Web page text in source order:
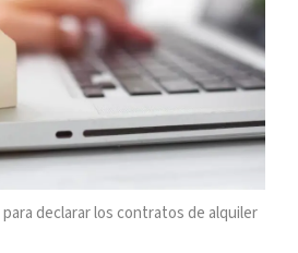
declarar los contratos de alquiler